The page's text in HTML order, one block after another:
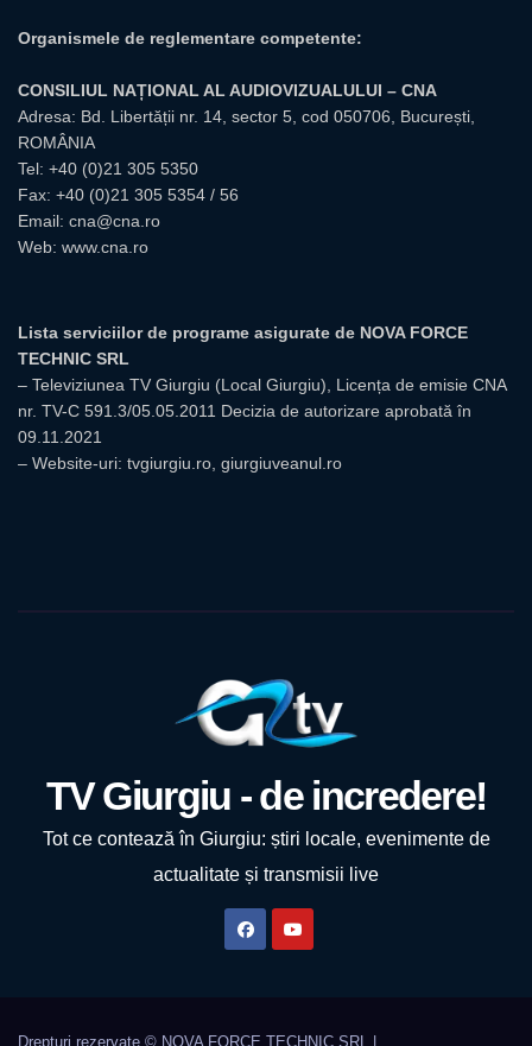
Organismele de reglementare competente:
CONSILIUL NAȚIONAL AL AUDIOVIZUALULUI – CNA
Adresa: Bd. Libertății nr. 14, sector 5, cod 050706, București,
ROMÂNIA
Tel: +40 (0)21 305 5350
Fax: +40 (0)21 305 5354 / 56
Email: cna@cna.ro
Web: www.cna.ro
Lista serviciilor de programe asigurate de NOVA FORCE
TECHNIC SRL
– Televiziunea TV Giurgiu (Local Giurgiu), Licența de emisie CNA
nr. TV-C 591.3/05.05.2011 Decizia de autorizare aprobată în
09.11.2021
– Website-uri: tvgiurgiu.ro, giurgiuveanul.ro
TV Giurgiu - de incredere!
Tot ce contează în Giurgiu: știri locale, evenimente de
actualitate și transmisii live